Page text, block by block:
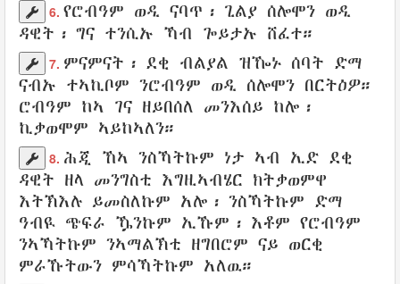
6. የሮብዓም ወዲ ናባጥ ፡ ጊልያ ሰሎሞን ወዲ
ዳዊት ፡ ግና ተንሲኡ ኻብ ጐይታኡ ሸፈተ።
7. ምናምናት ፡ ደቂ ብልያል ዝዀኑ ሰባት ድማ
ናብኡ ተኣኪቦም ንሮብዓም ወዲ ሰሎሞን በርትዕዎ።
ሮብዓም ከኣ ገና ዘይበሰለ መንእሰይ ከሎ፡
ኪቃወሞም ኣይከኣለን።
8. ሕጂ ኸኣ ንስኻትኩም ነታ ኣብ ኢድ ደቂ
ዳዊት ዘላ መንግስቲ እግዚኣብሄር ክትቃወምዋ
እትኽእሉ ይመስለኩም አሎ፡ ንስኻትኩም ድማ
ዓብዪ ጭፍራ ዄንኩም ኢኹም፡ እቶም የሮብዓም
ንኣኻትኩም ንኣማልኽቲ ዘግበሮም ናይ ወርቂ
ምራኹትውን ምሳኻትኩም አለዉ።